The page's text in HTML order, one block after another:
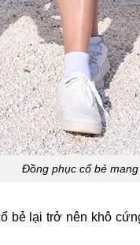
Đồng phục cổ bẻ
bẻ lại trở nên khô